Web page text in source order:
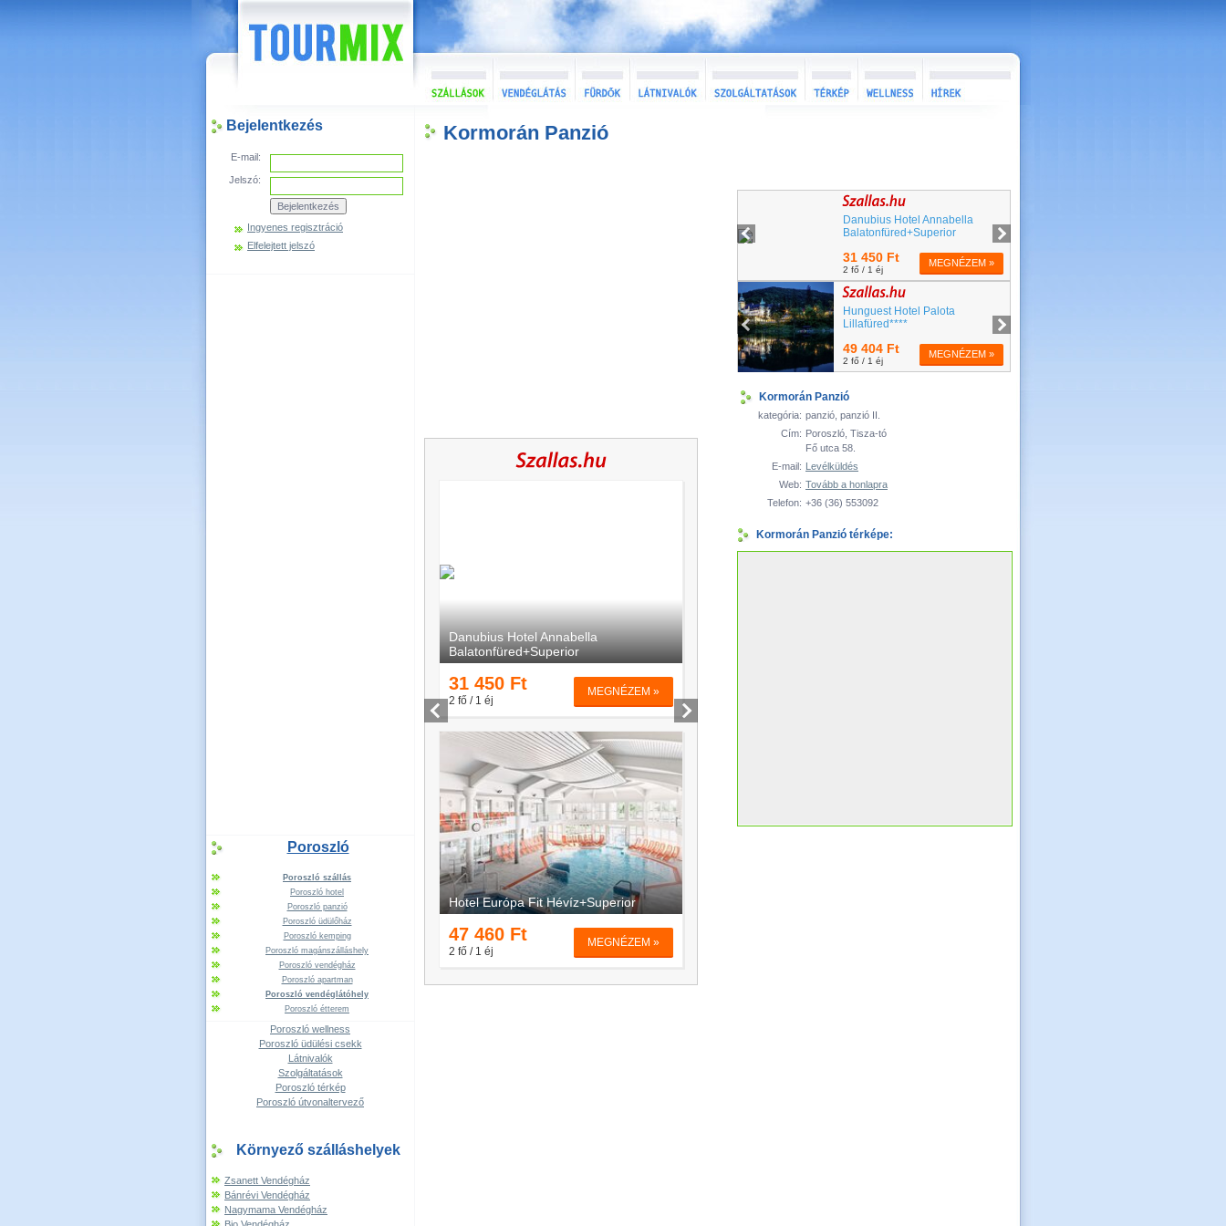
Bejelentkezés
E-mail:
Jelszó:
Ingyenes regisztráció
Elfelejtett jelszó
Poroszló
Poroszló szállás
Poroszló hotel
Poroszló panzió
Poroszló üdülőház
Poroszló kemping
Poroszló magánszálláshely
Poroszló vendégház
Poroszló apartman
Poroszló vendéglátóhely
Poroszló étterem
Poroszló wellness
Poroszló üdülési csekk
Látnivalók
Szolgáltatások
Poroszló térkép
Poroszló útvonaltervező
Környező szálláshelyek
Zsanett Vendégház
Bánrévi Vendégház
Nagymama Vendégház
Kormorán Panzió
Kormorán Panzió
kategória: panzió, panzió II.
Cím: Poroszló, Tisza-tó
Fő utca 58.
E-mail: Levélküldés
Web: Tovább a honlapra
Telefon: +36 (36) 553092
Kormorán Panzió térképe: